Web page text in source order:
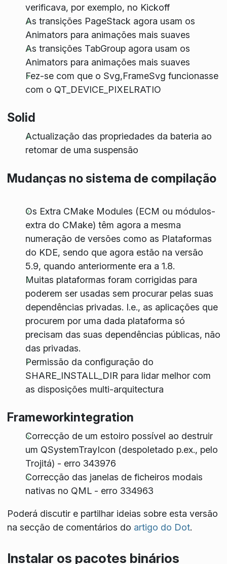
verificava, por exemplo, no Kickoff
As transições PageStack agora usam os
Animators para animações mais suaves
As transições TabGroup agora usam os
Animators para animações mais suaves
Fez-se com que o Svg,FrameSvg funcionasse
com o QT_DEVICE_PIXELRATIO
Solid
Actualização das propriedades da bateria ao
retomar de uma suspensão
Mudanças no sistema de compilação
Os Extra CMake Modules (ECM ou módulos-
extra do CMake) têm agora a mesma
numeração de versões como as Plataformas
do KDE, sendo que agora estão na versão
5.9, quando anteriormente era a 1.8.
Muitas plataformas foram corrigidas para
poderem ser usadas sem procurar pelas suas
dependências privadas. I.e., as aplicações que
procurem por uma dada plataforma só
precisam das suas dependências públicas, não
das privadas.
Permissão da configuração do
SHARE_INSTALL_DIR para lidar melhor com
as disposições multi-arquitectura
Frameworkintegration
Correcção de um estoiro possível ao destruir
um QSystemTrayIcon (despoletado p.ex., pelo
Trojitá) - erro 343976
Correcção das janelas de ficheiros modais
nativas no QML - erro 334963
Poderá discutir e partilhar ideias sobre esta versão
na secção de comentários do artigo do Dot.
Instalar os pacotes binários